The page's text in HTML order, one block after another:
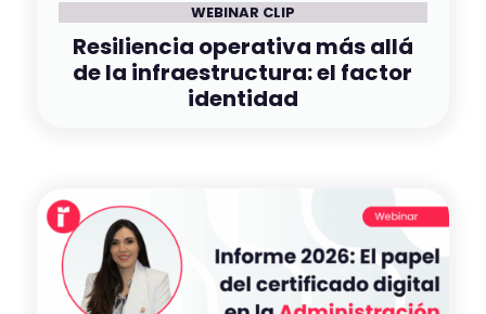
WEBINAR CLIP
Resiliencia operativa más allá
de la infraestructura: el factor
identidad